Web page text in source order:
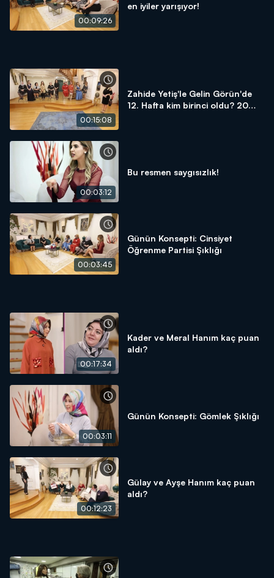
00:09:26
en iyiler yarışıyor!
00:15:08
Zahide Yetiş'le Gelin Görün'de
12. Hafta kim birinci oldu? 20
00:03:12
Bu resmen saygısızlık!
00:03:45
Günün Konsepti: Cinsiyet
Öğrenme Partisi Şıklığı
00:17:34
Kader ve Meral Hanım kaç puan
aldı?
00:03:11
Günün Konsepti: Gömlek Şıklığı
00:12:23
Gülay ve Ayşe Hanım kaç puan
aldı?